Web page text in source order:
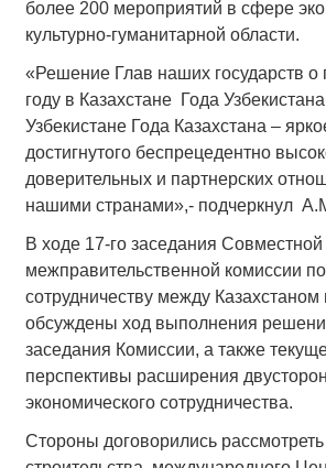
более 200 мероприятий в сфере
культурно-гуманитарной области.
«Решение Глав наших государств о
году в Казахстане Года
Узбекистане Года Казахстана –
достигнутого беспрецедентно
доверительных и партнерских
нашими странами»,- подчеркнул
В ходе 17-го заседания Совместной
межправительственной комиссии
сотрудничеству между Казахстаном
обсуждены ход выполнения
заседания Комиссии, а также
перспективы расширения
экономического сотрудничества.
Стороны договорились